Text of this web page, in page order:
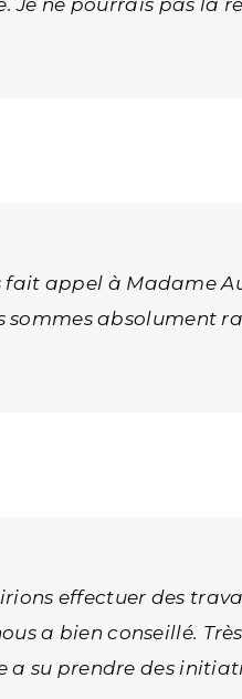
ne pourrais pas la
fait appel à Madame
absolument
effectuer des
a bien conseillé.
su prendre des